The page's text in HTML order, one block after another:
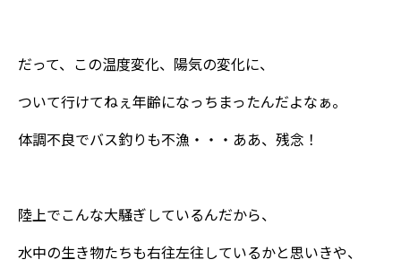
だって、この温度変化、陽気の変化に、
ついて行けてねぇ年齢になっちまったんだよなぁ。
体調不良でバス釣りも不漁・・・ああ、残念！
陸上でこんな大騒ぎしているんだから、
水中の生き物たちも右往左往しているかと思いきや、